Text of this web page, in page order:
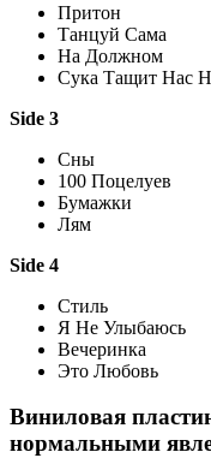
Притон
Танцуй Сама
На Должном
Сука Тащит Нас
Side 3
Сны
100 Поцелуев
Бумажки
Лям
Side 4
Стиль
Я Не Улыбаюсь
Вечеринка
Это Любовь
Виниловая
нормальными